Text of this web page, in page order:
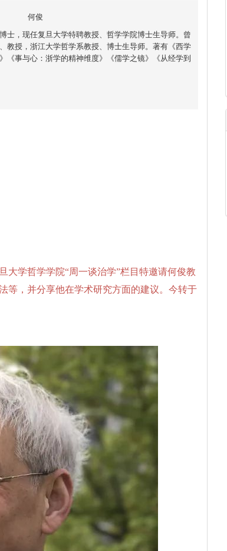
何俊
士，现任复旦大学特聘教授、哲学学院博士生导师。曾
教授，浙江大学哲学系教授、博士生导师。著有《西学
《事与心：浙学的精神维度》《儒学之镜》《从经学到
大学哲学学院“周一谈治学”栏目特邀请何俊教
等，并分享他在学术研究方面的建议。今转于